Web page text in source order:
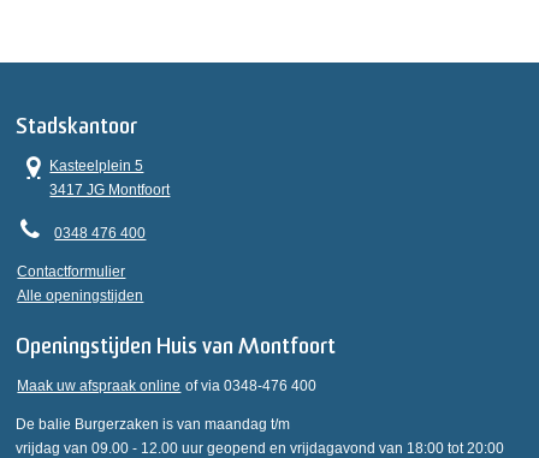
Stadskantoor
Kasteelplein 5
3417 JG Montfoort
0348 476 400
Contactformulier
Alle openingstijden
Openingstijden Huis van Montfoort
Maak uw afspraak online of via 0348-476 400
De balie Burgerzaken is van maandag t/m
vrijdag van 09.00 - 12.00 uur geopend en vrijdagavond van 18:00 tot 20:00